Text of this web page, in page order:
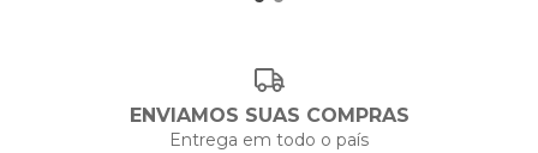
ENVIAMOS SUAS COMPRAS
Entrega em todo o país